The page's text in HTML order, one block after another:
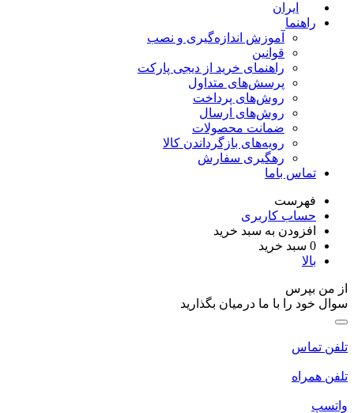
ایران
راهنما
آموزش اندازه‌گیری و نصب
قوانین
راهنمای خرید از دیجی پارکت
پرسش‌های متداول
روش‌های پرداخت
روش‌های ارسال
ضمانت محصولات
رویه‌های بازگرداندن کالا
رهگیری سفارش
تماس باما
فهرست
حساب کاربری
افزودن به سبد خرید
0 سبد خرید
بالا
از من بپرس
سوال خود را با ما درمیان بگذارید
تلفن تماس
تلفن همراه
واتسپ